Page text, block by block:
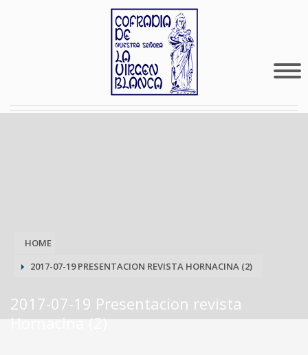
HOME
2017-07-19 PRESENTACION REVISTA HORNACINA (2)
2017-07-19 Presentacion revista
Hornacina (2)